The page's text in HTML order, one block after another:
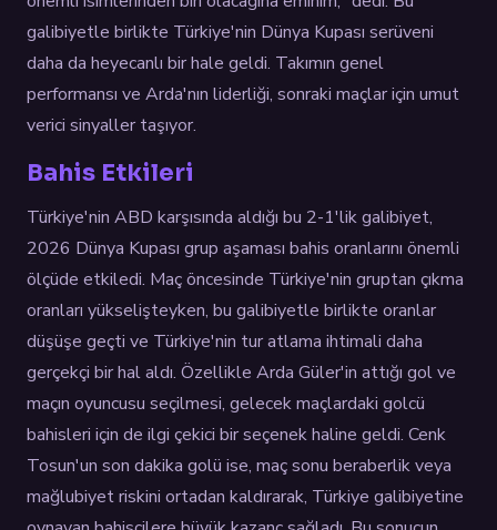
galibiyetle birlikte Türkiye'nin Dünya Kupası serüveni
daha da heyecanlı bir hale geldi. Takımın genel
performansı ve Arda'nın liderliği, sonraki maçlar için umut
verici sinyaller taşıyor.
Bahis Etkileri
Türkiye'nin ABD karşısında aldığı bu 2-1'lik galibiyet,
2026 Dünya Kupası grup aşaması bahis oranlarını önemli
ölçüde etkiledi. Maç öncesinde Türkiye'nin gruptan çıkma
oranları yükselişteyken, bu galibiyetle birlikte oranlar
düşüşe geçti ve Türkiye'nin tur atlama ihtimali daha
gerçekçi bir hal aldı. Özellikle Arda Güler'in attığı gol ve
maçın oyuncusu seçilmesi, gelecek maçlardaki golcü
bahisleri için de ilgi çekici bir seçenek haline geldi. Cenk
Tosun'un son dakika golü ise, maç sonu beraberlik veya
mağlubiyet riskini ortadan kaldırarak, Türkiye galibiyetine